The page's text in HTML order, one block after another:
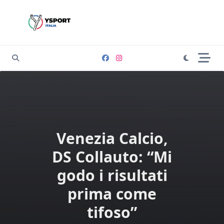
Venezia Calcio,
DS Collauto: “Mi
godo i risultati
prima come
tifoso”